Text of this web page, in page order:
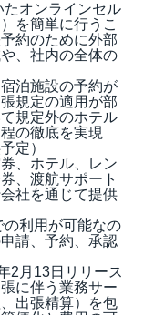
オンラインセル
を簡単に行うこ
約のために外部
、社内の全体の
泊施設の予約が
規定の適用が部
規定外のホテル
の徹底を実現
定）
、ホテル、レン
、渡航サポート
社を通じて提供
の利用が可能なの
請、予約、承認
2月13日リリース
に伴う業務サー
出張精算）を包